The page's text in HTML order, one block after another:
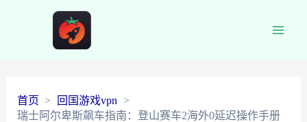
首页
回国游戏vpn
瑞士阿尔卑斯飙车指南：登山赛车2海外0延迟操作手册